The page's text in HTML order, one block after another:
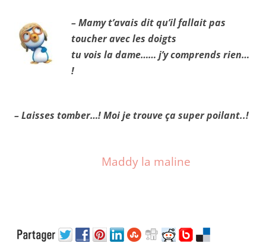
– Mamy t’avais dit qu’il fallait pas
toucher avec les doigts
tu vois la dame…… j’y comprends rien…
!
– Laisses tomber…! Moi je trouve ça super poilant..!
Maddy la maline